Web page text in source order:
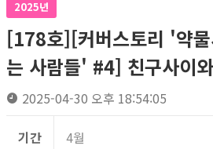
2025년
[178호][커버스토리 '약
는 사람들' #4] 친구사이
2025-04-30 오후 18:54:05
기간 4월